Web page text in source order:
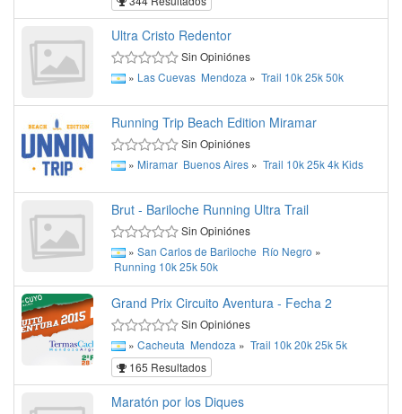
Ultra Cristo Redentor
Sin Opiniónes
» Las Cuevas Mendoza » Trail 10k25k50k
Running Trip Beach Edition Miramar
Sin Opiniónes
» Miramar Buenos Aires » Trail 10k25k4k Kids
Brut - Bariloche Running Ultra Trail
Sin Opiniónes
» San Carlos de Bariloche Río Negro »
Running 10k25k50k
Grand Prix Circuito Aventura - Fecha 2
Sin Opiniónes
» Cacheuta Mendoza » Trail 10k20k25k5k
165 Resultados
Maratón por los Diques